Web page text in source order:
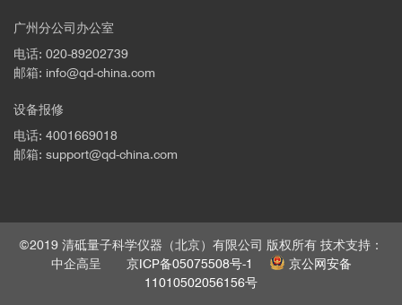
广州分公司办公室
电话: 020-89202739
邮箱: info@qd-china.com
设备报修
电话: 4001669018
邮箱: support@qd-china.com
©2019 清砥量子科学仪器（北京）有限公司 版权所有 技术支持：
中企高呈 京ICP备05075508号-1
京公网安备
11010502056156号